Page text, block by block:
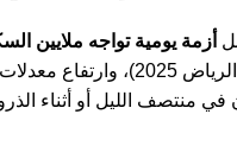
أزمة يومية تواجه ملايين
التوتر النفسي بنسبة
في منتصف الليل أو أثناء